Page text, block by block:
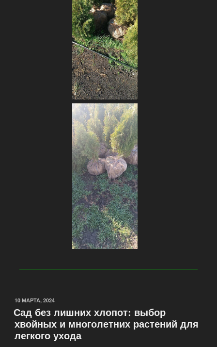
10 МАРТА, 2024
Сад без лишних хлопот: выбор
хвойных и многолетних растений для
легкого ухода